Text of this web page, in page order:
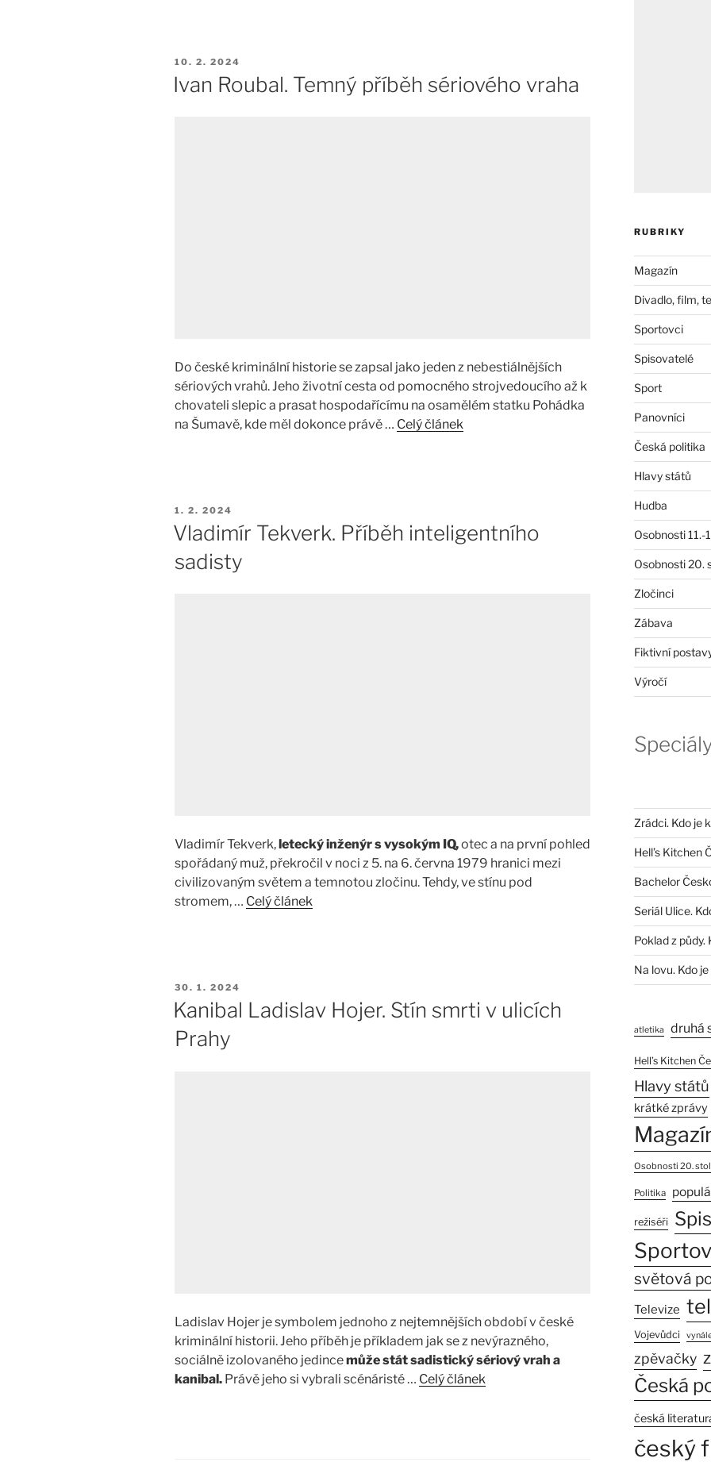
PUBLIKOVÁNO
10. 2. 2024
Ivan Roubal. Temný příběh sériového vraha
Do české kriminální historie se zapsal jako jeden z nebestiálnějších
sériových vrahů. Jeho životní cesta od pomocného strojvedoucího až k
chovateli slepic a prasat hospodařícímu na osamělém statku Pohádka
na Šumavě, kde měl dokonce právě … Celý článek
PUBLIKOVÁNO
1. 2. 2024
Vladimír Tekverk. Příběh inteligentního
sadisty
Vladimír Tekverk, letecký inženýr s vysokým IQ,otec a na první pohled
spořádaný muž, překročil v noci z 5. na 6. června 1979 hranici mezi
civilizovaným světem a temnotou zločinu. Tehdy, ve stínu pod
stromem, … Celý článek
PUBLIKOVÁNO
30. 1. 2024
Kanibal Ladislav Hojer. Stín smrti v ulicích
Prahy
Ladislav Hojer je symbolem jednoho z nejtemnějších období v české
kriminální historii. Jeho příběh je příkladem jak se z nevýrazného,
sociálně izolovaného jedincemůže stát sadistický sériový vrah a
kanibal. Právě jeho si vybrali scénáristé … Celý článek
RUBRIKY
Magazín
Divadlo, film,
Sportovci
Spisovatelé
Sport
Panovníci
Česká politika
Hlavy států
Hudba
Osobnosti 11.-
Osobnosti 20.
Zločinci
Zábava
Fiktivní
Výročí
Zrádci. Kdo je
Hell’s Kitchen
Bachelor
Seriál Ulice.
Poklad z půdy.
Na lovu. Kdo
atletika druhá
Hell’s Kitchen
Hlavy států
krátké zprávy
Osobnosti 20.
Politika
režiséři
světová
Televize
Vojevůdci
zpěvačky
Česká
česká
český